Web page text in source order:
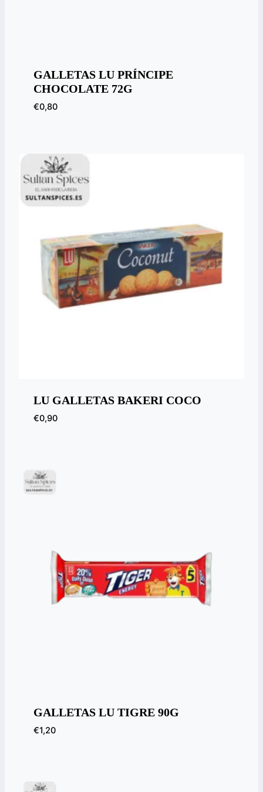
GALLETAS LU PRÍNCIPE
CHOCOLATE 72G
€0,80
LU GALLETAS BAKERI COCO
€0,90
GALLETAS LU TIGRE 90G
€1,20